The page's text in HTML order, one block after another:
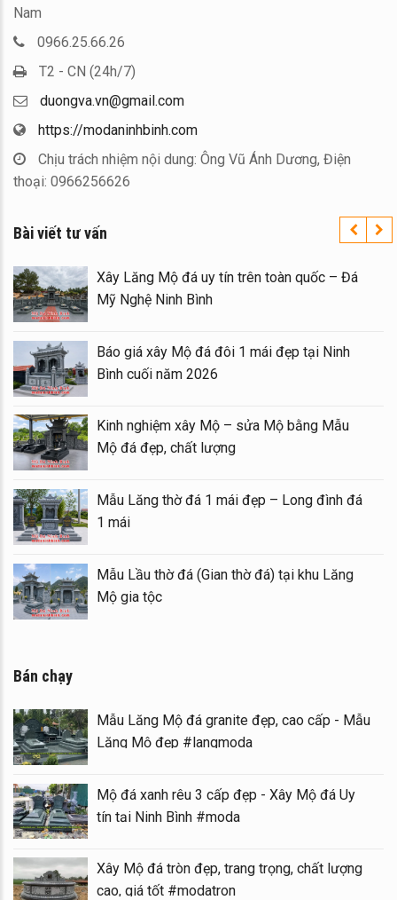
Nam
0966.25.66.26
T2 - CN (24h/7)
duongva.vn@gmail.com
https://modaninhbinh.com
Chịu trách nhiệm nội dung: Ông Vũ Ánh Dương, Điện
thoại: 0966256626
Bài viết tư vấn
Xây Lăng Mộ đá uy tín trên toàn quốc – Đá
Mỹ Nghệ Ninh Bình
Báo giá xây Mộ đá đôi 1 mái đẹp tại Ninh
Bình cuối năm 2026
Kinh nghiệm xây Mộ – sửa Mộ bằng Mẫu
Mộ đá đẹp, chất lượng
Mẫu Lăng thờ đá 1 mái đẹp – Long đình đá
1 mái
Mẫu Lầu thờ đá (Gian thờ đá) tại khu Lăng
Mộ gia tộc
Bán chạy
Mẫu Lăng Mộ đá granite đẹp, cao cấp - Mẫu
Lăng Mộ đẹp #langmoda
Mộ đá xanh rêu 3 cấp đẹp - Xây Mộ đá Uy
tín tại Ninh Bình #moda
Xây Mộ đá tròn đẹp, trang trọng, chất lượng
cao, giá tốt #modatron